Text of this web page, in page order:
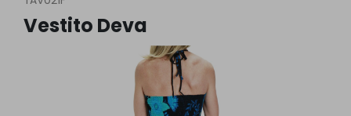
Vestito Deva